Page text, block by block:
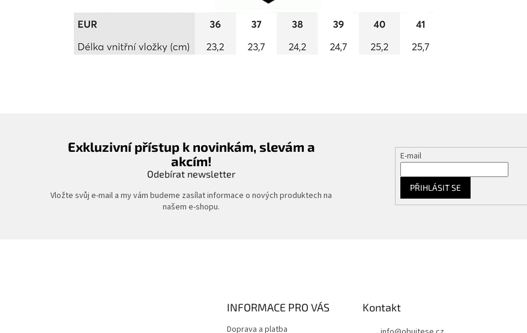
Exkluzivní přístup k novinkám, slevám a
akcím!
Odebírat newsletter
Vložte svůj e-mail a my vám budeme zasílat informace o nových produktech na
našem e-shopu.
E-mail
PŘIHLÁSIT SE
INFORMACE PRO VÁS
Doprava a platba
Kontakt